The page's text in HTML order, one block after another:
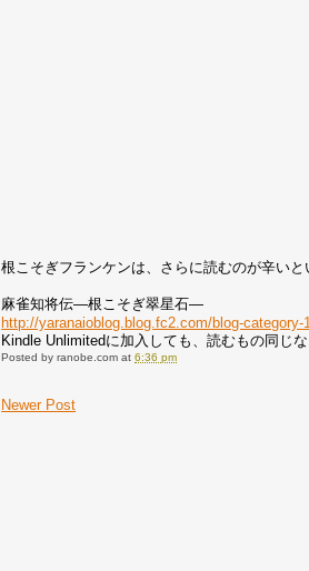
根こそぎフランケンは、さらに読むのが辛い
麻雀知将伝―根こそぎ翠星石―
http://yaranaioblog.blog.fc2.com/blog-category-
Kindle Unlimitedに加入しても、読むもの同じ
Posted byranobe.com at6:36 pm
Newer Post